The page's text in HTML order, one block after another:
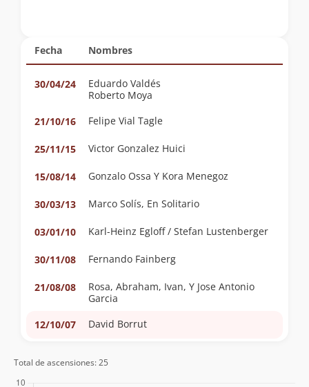
Fecha Nombres
30/04/24
Eduardo Valdés
Roberto Moya
21/10/16
Felipe Vial Tagle
25/11/15 Victor Gonzalez Huici
15/08/14 Gonzalo Ossa Y Kora Menegoz
30/03/13 Marco Solís, En Solitario
03/01/10 Karl-Heinz Egloff / Stefan Lustenberger
30/11/08 Fernando Fainberg
21/08/08
Rosa, Abraham, Ivan, Y Jose Antonio
Garcia
12/10/07
David Borrut
Marinetti
Total de ascensiones: 25